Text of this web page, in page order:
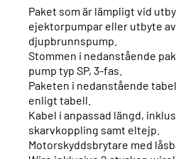
Paket som är lämpligt vid
ejektorpumpar eller utbyte
djupbrunnspump.
Stommen i nedanstående
pump typ SP, 3-fas.
Paketen i nedanstående
enligt tabell.
Kabel i anpassad längd,
skarvkoppling samt eltejp.
Motorskyddsbrytare med